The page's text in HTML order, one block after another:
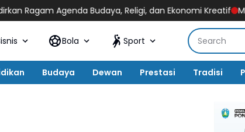
Budaya, Religi, dan Ekonomi Kreatif Musyawarah
Bola Sport
Budaya Dewan Prestasi Tradisi